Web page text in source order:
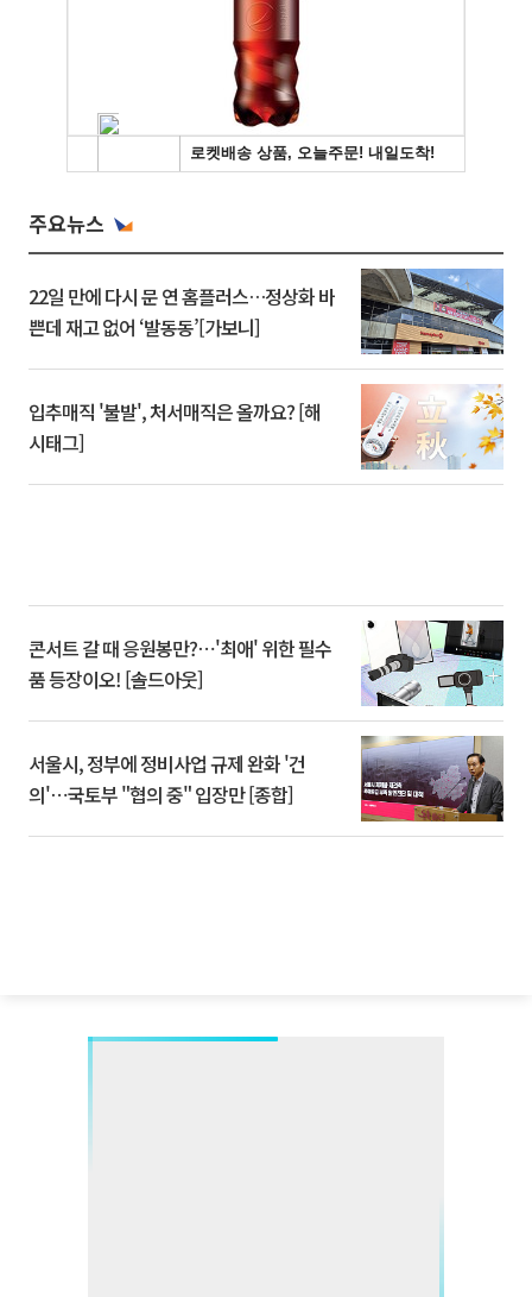
주요뉴스
22일 만에 다시 문 연 홈플러스…정상화 바
쁜데 재고 없어 ‘발동동’[가보니]
입추매직 '불발', 처서매직은 올까요? [해
시태그]
콘서트 갈 때 응원봉만?⋯'최애' 위한 필수
품 등장이오! [솔드아웃]
서울시, 정부에 정비사업 규제 완화 '건
의'⋯국토부 "협의 중" 입장만 [종합]